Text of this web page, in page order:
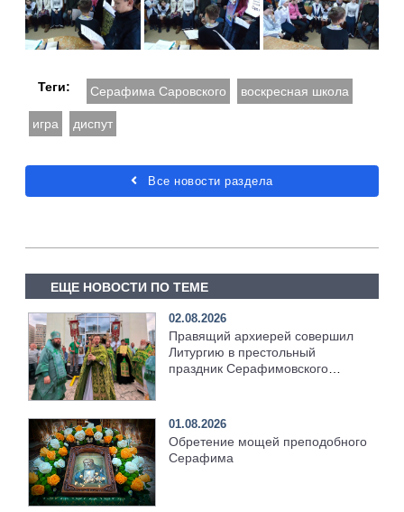
Теги: Серафима Саровского воскресная школа
игра диспут
Все новости раздела
ЕЩЕ НОВОСТИ ПО ТЕМЕ
02.08.2026
Правящий архиерей совершил
Литургию в престольный
праздник Серафимовского
01.08.2026
Обретение мощей преподобного
Серафима